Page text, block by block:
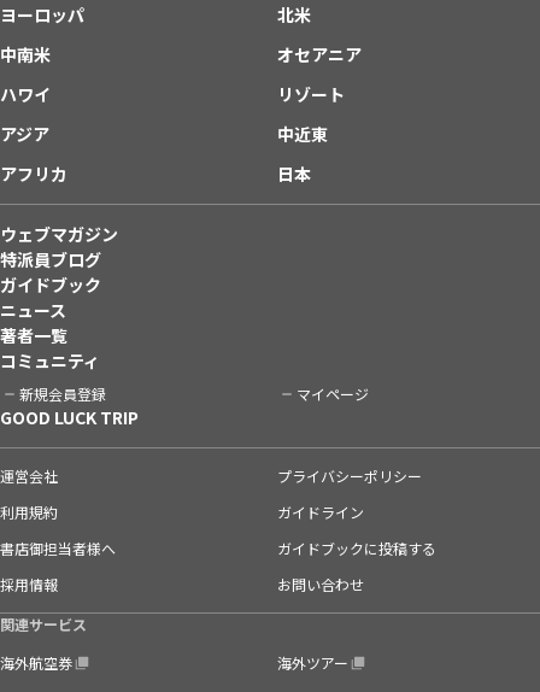
ヨーロッパ
北米
中南米
オセアニア
ハワイ
リゾート
アジア
中近東
アフリカ
日本
ウェブマガジン
特派員ブログ
ガイドブック
ニュース
著者一覧
コミュニティ
新規会員登録 マイページ
GOOD LUCK TRIP
運営会社
プライバシーポリシー
利用規約
ガイドライン
書店御担当者様へ
ガイドブックに投稿する
採用情報
お問い合わせ
関連サービス
海外航空券
海外ツアー